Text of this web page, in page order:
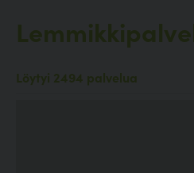
Löytyi 2494 palvelua